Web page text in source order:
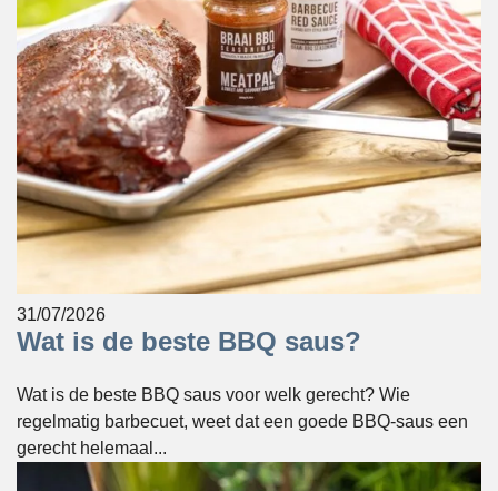
31/07/2026
Wat is de beste BBQ saus?
Wat is de beste BBQ saus voor welk gerecht? Wie
regelmatig barbecuet, weet dat een goede BBQ-saus een
gerecht helemaal...